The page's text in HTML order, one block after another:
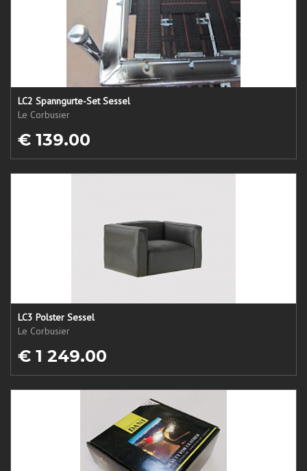
LC2 Spanngurte-Set Sessel
Le Corbusier
€ 139.00
LC3 Polster Sessel
Le Corbusier
€ 1 249.00